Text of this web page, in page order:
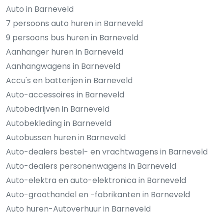
Auto in Barneveld
7 persoons auto huren in Barneveld
9 persoons bus huren in Barneveld
Aanhanger huren in Barneveld
Aanhangwagens in Barneveld
Accu's en batterijen in Barneveld
Auto-accessoires in Barneveld
Autobedrijven in Barneveld
Autobekleding in Barneveld
Autobussen huren in Barneveld
Auto-dealers bestel- en vrachtwagens in Barneveld
Auto-dealers personenwagens in Barneveld
Auto-elektra en auto-elektronica in Barneveld
Auto-groothandel en -fabrikanten in Barneveld
Auto huren-Autoverhuur in Barneveld